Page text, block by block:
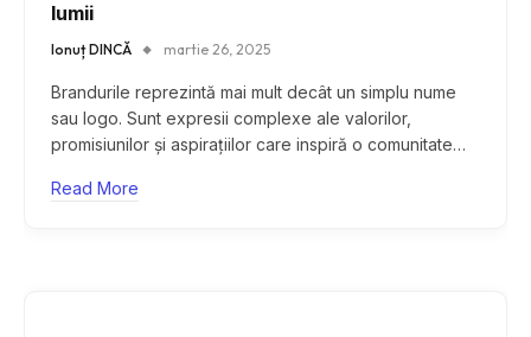
lumii
Ionuț DINCĂ martie 26, 2025
Brandurile reprezintă mai mult decât un simplu nume
sau logo. Sunt expresii complexe ale valorilor,
promisiunilor și aspirațiilor care inspiră o comunitate…
Read More